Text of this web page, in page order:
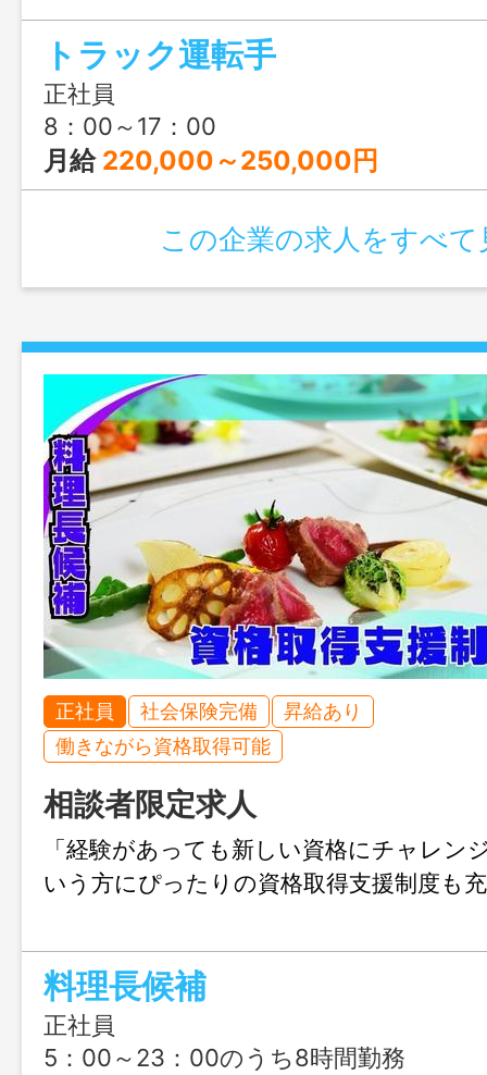
休2日制で余暇も充実。
トラック運転手
正社員
8：00～17：00
月給 220,000～250,000円
この企業の求人をすべて
正社員 社会保険完備
昇給あり
働きながら資格取得可能
相談者限定求人
「経験があっても新しい資格にチャレン
いう方にぴったりの資格取得支援制度も
料理長候補
正社員
5：00～23：00のうち8時間勤務